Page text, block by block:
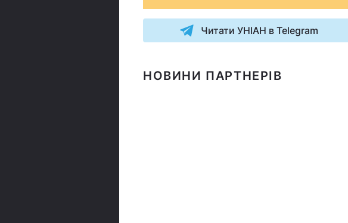
Читати УНІАН в Telegram
НОВИНИ ПАРТНЕРІВ